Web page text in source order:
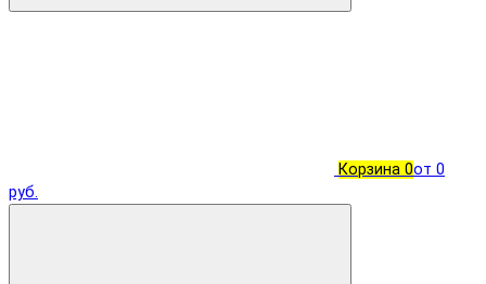
Корзина 0от 0
руб.